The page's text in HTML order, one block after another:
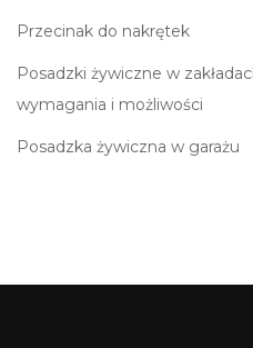
Przecinak do nakrętek
Posadzki żywiczne w
wymagania i możliwości
Posadzka żywiczna w garażu